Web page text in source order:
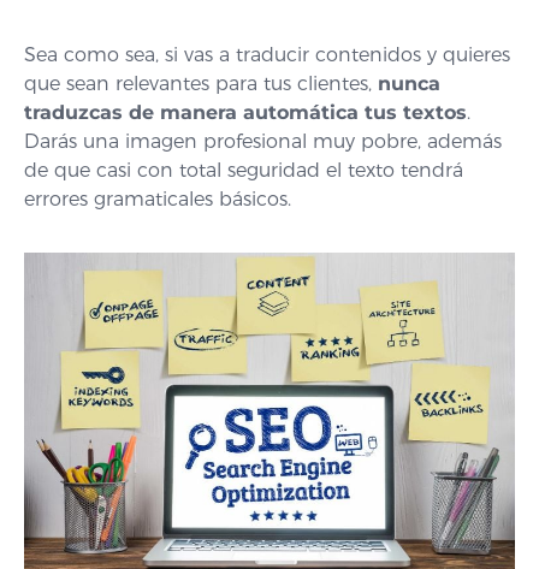
Sea como sea, si vas a traducir contenidos y quieres
que sean relevantes para tus clientes, nunca
traduzcas de manera automática tus textos.
Darás una imagen profesional muy pobre, además
de que casi con total seguridad el texto tendrá
errores gramaticales básicos.